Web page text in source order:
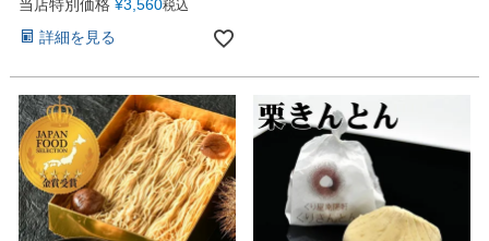
当店特別価格 ¥3,560税込
詳細を見る